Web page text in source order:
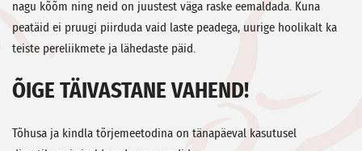
nagu kõõm ning neid on juustest väga raske eemaldada. Kuna
peatäid ei pruugi piirduda vaid laste peadega, uurige hoolikalt ka
teiste pereliikmete ja lähedaste päid.
ÕIGE TÄIVASTANE VAHEND!
Tõhusa ja kindla tõrjemeetodina on tänapäeval kasutusel